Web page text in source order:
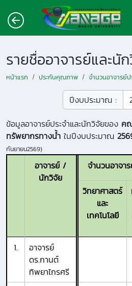
หน้าแรก ประกันคุณภาพ จำนวนอาจารย์
ปีงบประมาณ :
ข้อมูลอาจารย์ประจำและนักวิจัยของ ค
ทรัพยากรทางน้ำ ในปีงบประมาณ
กันยายน2569)
อาจารย์ /
นักวิจัย
จำนวนอาจา
วิทยาศาสตร์
และ
เทคโนโลยี
1.
อาจารย์
ดร.กานต์
ทิพยาไกรศรี